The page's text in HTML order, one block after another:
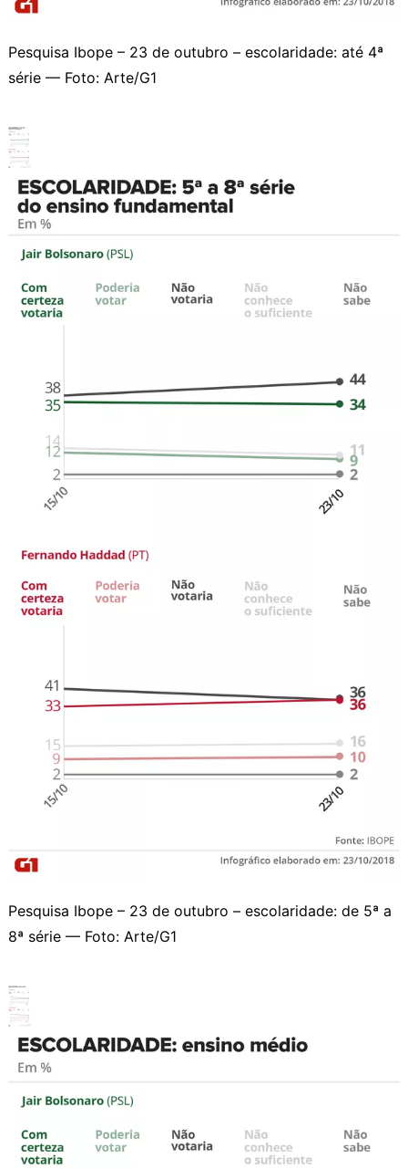
Pesquisa Ibope – 23 de outubro – escolaridade: até 4ª
série — Foto: Arte/G1
Pesquisa Ibope – 23 de outubro – escolaridade: de 5ª a
8ª série — Foto: Arte/G1